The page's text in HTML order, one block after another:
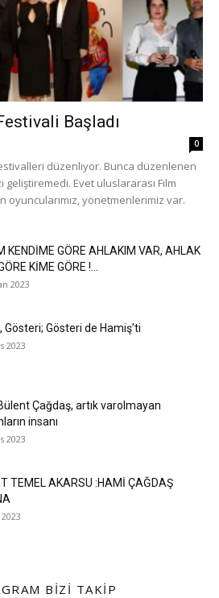
Başladı
0
düzenliyor. Bunca düzenlenen
geliştiremedi. Evet uluslararası Film
yönetmenlerimiz var.
KENDİME GÖRE AHLAKIM VAR, AHLAK
KİME GÖRE !...
2023
Gösteri; Gösteri de Hamiş’ti
2023
Çağdaş, artık varolmayan
insanı
2023
TEMEL AKARSU :HAMİ ÇAĞDAŞ
BIZI TAKIP